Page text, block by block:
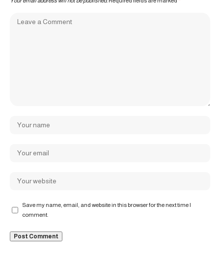
Save my name, email, and website in this browser for the next time I
comment.